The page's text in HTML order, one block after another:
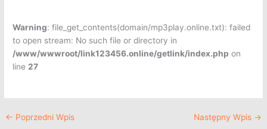
Warning: file_get_contents(domain/mp3play.online.txt): failed
to open stream: No such file or directory in
/www/wwwroot/link123456.online/getlink/index.php on
line 27
← Poprzedni Wpis Następny Wpis →